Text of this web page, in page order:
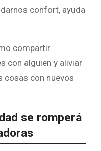
confort, ayuda
compartir
con alguien y aliviar
cosas con nuevos
se romperá